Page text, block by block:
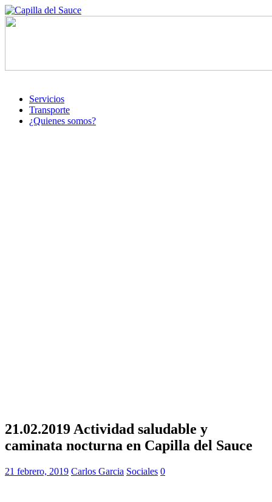
Servicios
Transporte
¿Quienes somos?
21.02.2019 Actividad saludable y
caminata nocturna en Capilla del Sauce
21 febrero, 2019 Carlos Garcia Sociales 0